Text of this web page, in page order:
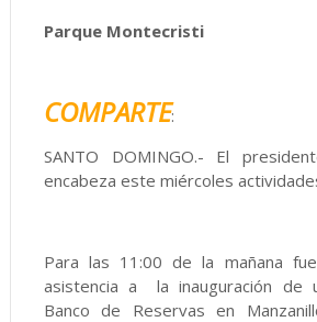
Parque Montecristi
COMPARTE:
SANTO DOMINGO.- El
encabeza este miércoles
Para las 11:00 de la mañana
asistencia a la inauguración de
Banco de Reservas en